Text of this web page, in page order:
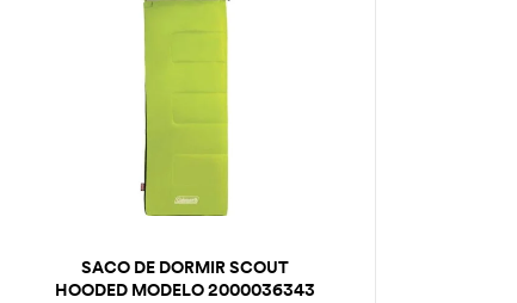
SACO DE DORMIR SCOUT
HOODED MODELO 2000036343